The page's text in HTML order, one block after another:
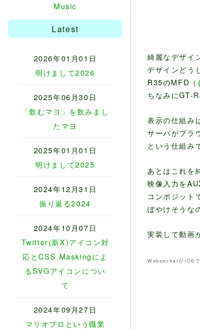
綺麗なデザイ
デザインどう
R35のMFD（
ちなみにGT-
表示の仕組み
サーバがブラ
という仕組み
あとはこれを
映像入力を
コンポジット
ぼやけそうな
実装して動画
WebsocketがiOS
Music
Latest
2026年01月01日
明けまして2026
2025年06月30日
「飲むマヨ」を飲みまし
たマヨ
2025年01月01日
明けまして2025
2024年12月31日
振り返る2024
2024年10月07日
Twitter(新X)アイコン対
応とCSS Maskingによ
るSVGアイコンについ
て
2024年09月27日
マリオプロという職業